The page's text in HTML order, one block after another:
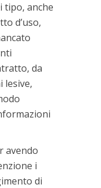
tipo, anche
d’uso,
da
lesive,
avendo
i
di